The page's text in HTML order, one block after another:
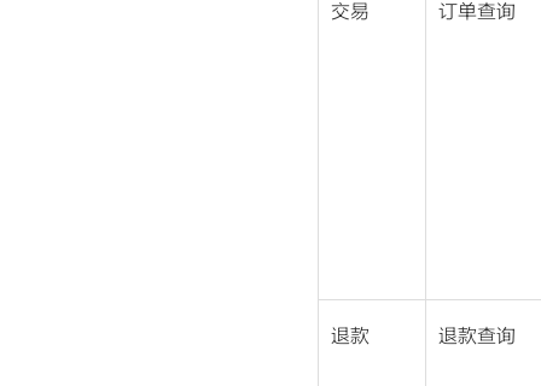
交易 订单查询
退款 退款查询